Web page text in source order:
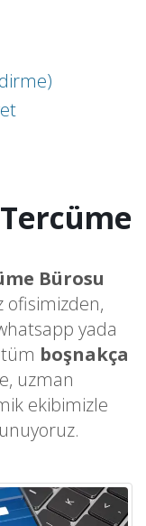
Bürosu
ofisimizden,
yada
boşnakça
uzman
ekibimizle